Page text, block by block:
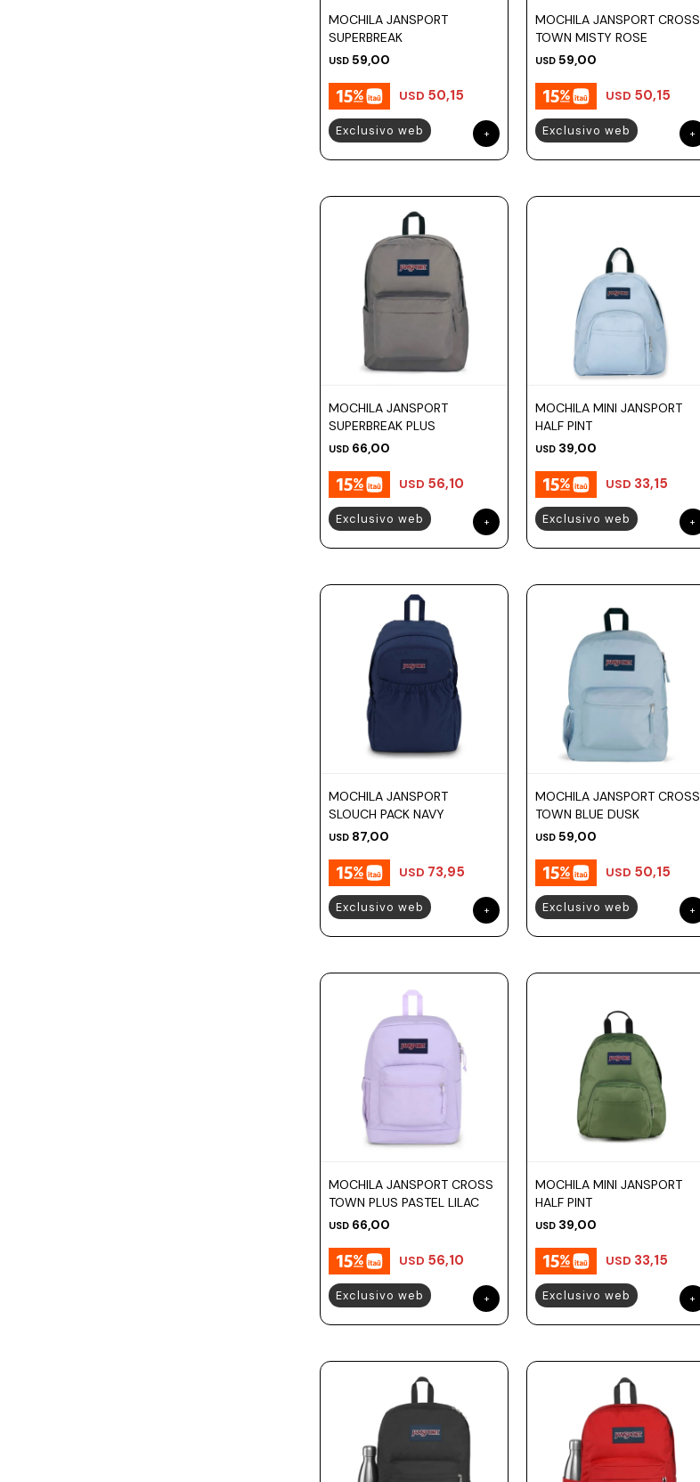
MOCHILA JANSPORT
SUPERBREAK
USD 59,00
USD 50,15
Exclusivo web
MOCHILA JANSPORT CROSS
TOWN MISTY ROSE
USD 59,00
USD 50,15
Exclusivo web
MOCHILA JANSPORT
SUPERBREAK PLUS
USD 66,00
USD 56,10
Exclusivo web
MOCHILA MINI JANSPORT
HALF PINT
USD 39,00
USD 33,15
Exclusivo web
MOCHILA JANSPORT
SLOUCH PACK NAVY
USD 87,00
USD 73,95
Exclusivo web
MOCHILA JANSPORT CROSS
TOWN BLUE DUSK
USD 59,00
USD 50,15
Exclusivo web
MOCHILA JANSPORT CROSS
TOWN PLUS PASTEL LILAC
USD 66,00
USD 56,10
Exclusivo web
MOCHILA MINI JANSPORT
HALF PINT
USD 39,00
USD 33,15
Exclusivo web